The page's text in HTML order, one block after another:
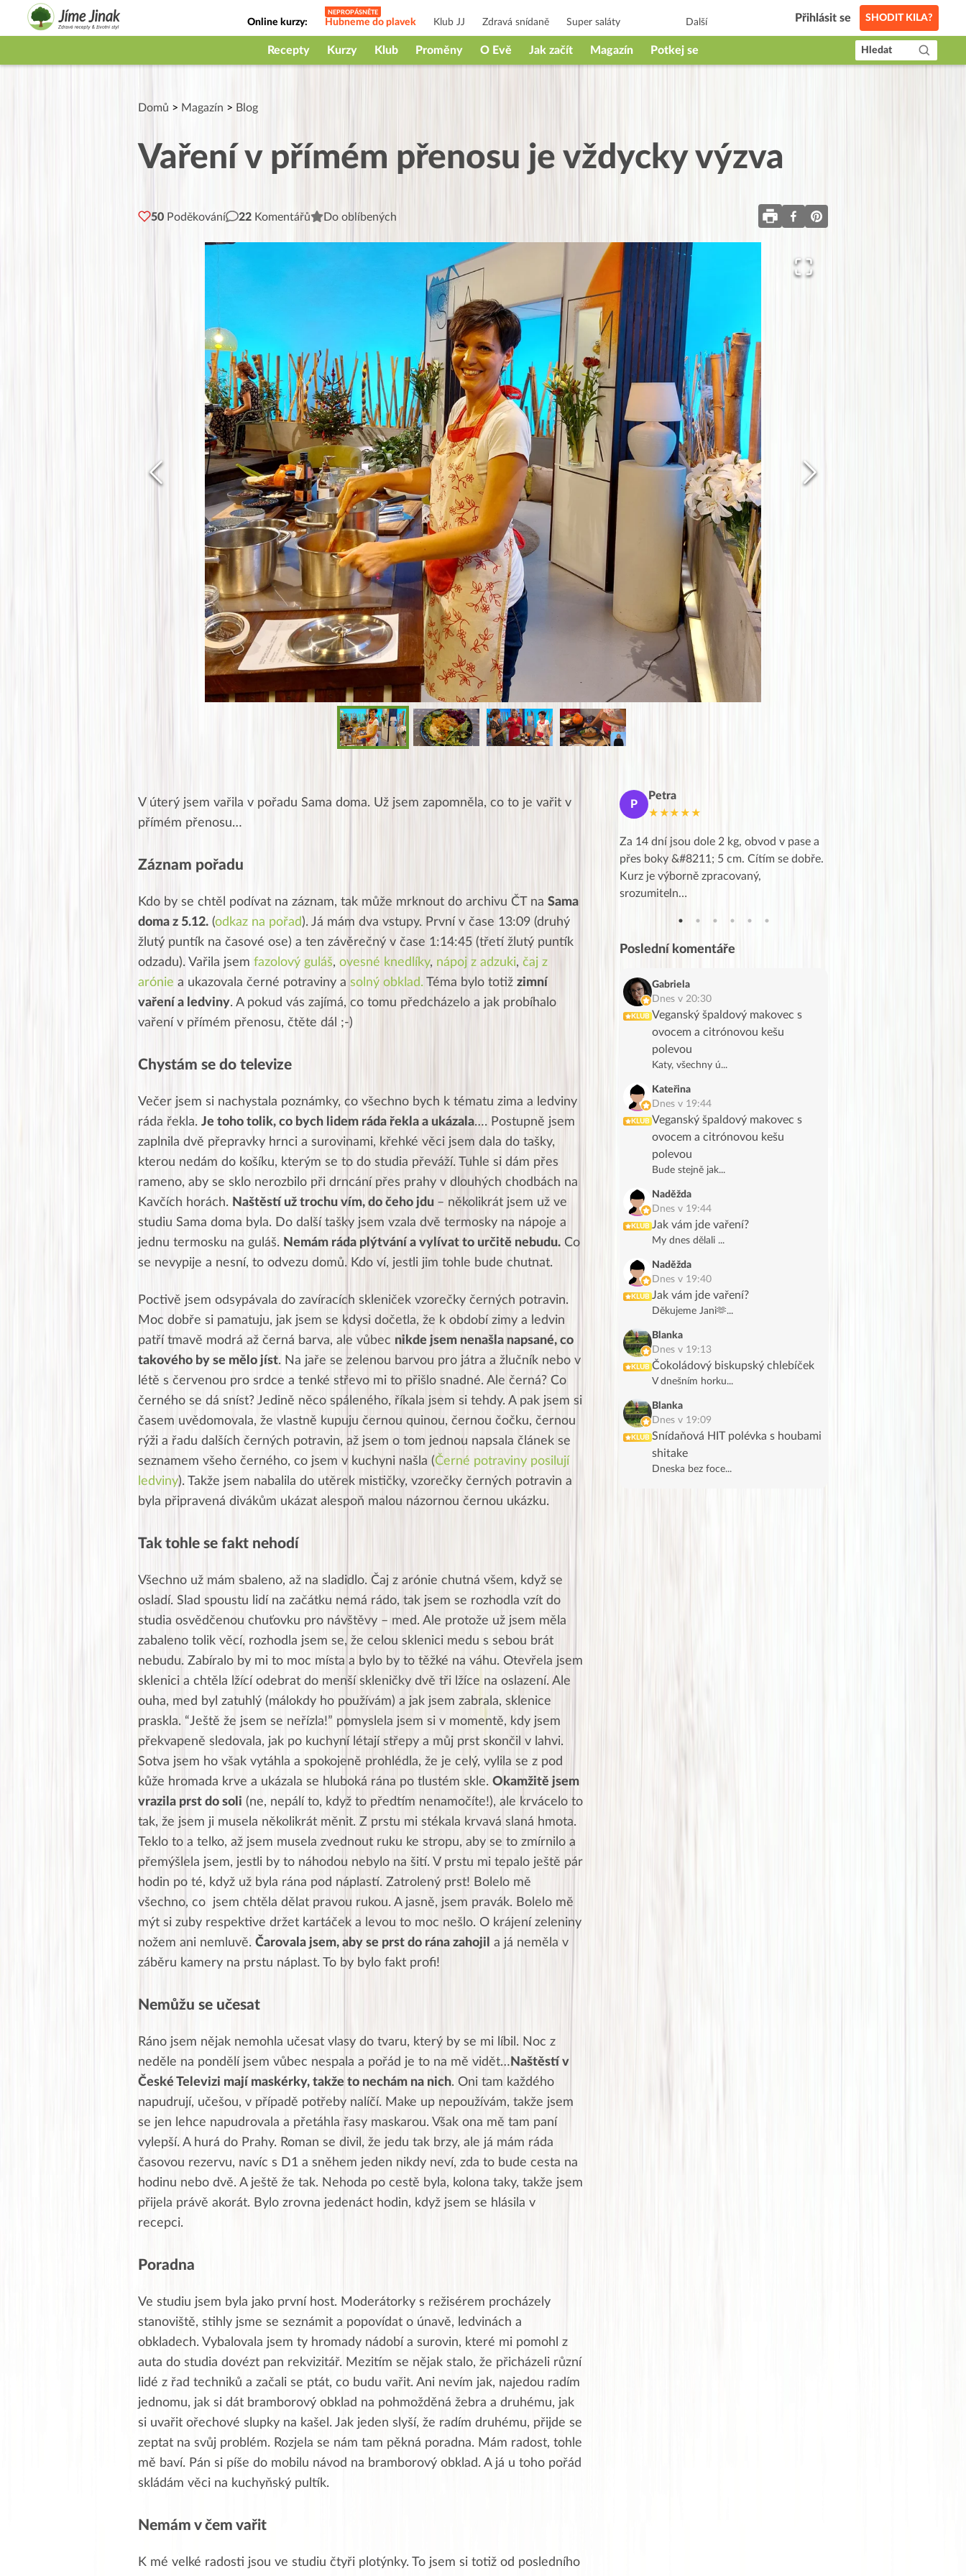
Online kurzy: Hubneme do plavek Klub JJ Zdravá snídaně Super saláty
Jak na babičky
Další Přihlásit se SHODIT KILA?
Recepty Kurzy Klub Proměny O Evě Jak začít Magazín Potkej se Hledat
Domů > Magazín > Blog
Vaření v přímém přenosu je vždycky výzva
50 Poděkování 22 Komentářů Do oblíbených
V úterý jsem vařila v pořadu Sama doma. Už jsem zapomněla, co to je vařit v
přímém přenosu…
Záznam pořadu
Kdo by se chtěl podívat na záznam, tak může mrknout do archivu ČT na Sama
doma z 5.12. (odkaz na pořad). Já mám dva vstupy. První v čase 13:09 (druhý
žlutý puntík na časové ose) a ten závěrečný v čase 1:14:45 (třetí žlutý puntík
odzadu). Vařila jsem fazolový guláš, ovesné knedlíky, nápoj z adzuki, čaj z
arónie a ukazovala černé potraviny a solný obklad. Téma bylo totiž zimní
vaření a ledviny. A pokud vás zajímá, co tomu předcházelo a jak probíhalo
vaření v přímém přenosu, čtěte dál ;-)
Chystám se do televize
Večer jsem si nachystala poznámky, co všechno bych k tématu zima a ledviny
ráda řekla. Je toho tolik, co bych lidem ráda řekla a ukázala…. Postupně jsem
zaplnila dvě přepravky hrnci a surovinami, křehké věci jsem dala do tašky,
kterou nedám do košíku, kterým se to do studia převáží. Tuhle si dám přes
rameno, aby se sklo nerozbilo při drncání přes prahy v dlouhých chodbách na
Kavčích horách. Naštěstí už trochu vím, do čeho jdu – několikrát jsem už ve
studiu Sama doma byla. Do další tašky jsem vzala dvě termosky na nápoje a
jednu termosku na guláš. Nemám ráda plýtvání a vylívat to určitě nebudu. Co
se nevypije a nesní, to odvezu domů. Kdo ví, jestli jim tohle bude chutnat.
Poctivě jsem odsypávala do zavíracích skleniček vzorečky černých potravin.
Moc dobře si pamatuju, jak jsem se kdysi dočetla, že k období zimy a ledvin
patří tmavě modrá až černá barva, ale vůbec nikde jsem nenašla napsané, co
takového by se mělo jíst. Na jaře se zelenou barvou pro játra a žlučník nebo v
létě s červenou pro srdce a tenké střevo mi to přišlo snadné. Ale černá? Co
černého se dá sníst? Jedině něco spáleného, říkala jsem si tehdy. A pak jsem si
časem uvědomovala, že vlastně kupuju černou quinou, černou čočku, černou
rýži a řadu dalších černých potravin, až jsem o tom jednou napsala článek se
seznamem všeho černého, co jsem v kuchyni našla (Černé potraviny posilují
ledviny). Takže jsem nabalila do utěrek mističky, vzorečky černých potravin a
byla připravená divákům ukázat alespoň malou názornou černou ukázku.
Tak tohle se fakt nehodí
Všechno už mám sbaleno, až na sladidlo. Čaj z arónie chutná všem, když se
osladí. Slad spoustu lidí na začátku nemá rádo, tak jsem se rozhodla vzít do
studia osvědčenou chuťovku pro návštěvy – med. Ale protože už jsem měla
zabaleno tolik věcí, rozhodla jsem se, že celou sklenici medu s sebou brát
nebudu. Zabíralo by mi to moc místa a bylo by to těžké na váhu. Otevřela jsem
sklenici a chtěla lžící odebrat do menší skleničky dvě tři lžíce na oslazení. Ale
ouha, med byl zatuhlý (málokdy ho používám) a jak jsem zabrala, sklenice
praskla. “Ještě že jsem se neřízla!” pomyslela jsem si v momentě, kdy jsem
překvapeně sledovala, jak po kuchyní létají střepy a můj prst skončil v lahvi.
Sotva jsem ho však vytáhla a spokojeně prohlédla, že je celý, vylila se z pod
kůže hromada krve a ukázala se hluboká rána po tlustém skle. Okamžitě jsem
vrazila prst do soli (ne, nepálí to, když to předtím nenamočíte!), ale krvácelo to
tak, že jsem ji musela několikrát měnit. Z prstu mi stékala krvavá slaná hmota.
Teklo to a telko, až jsem musela zvednout ruku ke stropu, aby se to zmírnilo a
přemýšlela jsem, jestli by to náhodou nebylo na šití. V prstu mi tepalo ještě pár
hodin po té, když už byla rána pod náplastí. Zatrolený prst! Bolelo mě
všechno, co jsem chtěla dělat pravou rukou. A jasně, jsem pravák. Bolelo mě
mýt si zuby respektive držet kartáček a levou to moc nešlo. O krájení zeleniny
nožem ani nemluvě. Čarovala jsem, aby se prst do rána zahojil
a já neměla v
záběru kamery na prstu náplast. To by bylo fakt profi!
Nemůžu se učesat
Ráno jsem nějak nemohla učesat vlasy do tvaru, který by se mi líbil. Noc z
neděle na pondělí jsem vůbec nespala a pořád je to na mě vidět… Naštěstí v
České Televizi mají maskérky, takže to nechám na nich. Oni tam každého
napudrují, učešou, v případě potřeby nalíčí. Make up nepoužívám, takže jsem
se jen lehce napudrovala a přetáhla řasy maskarou. Však ona mě tam paní
vylepší. A hurá do Prahy. Roman se divil, že jedu tak brzy, ale já mám ráda
časovou rezervu, navíc s D1 a sněhem jeden nikdy neví, zda to bude cesta na
hodinu nebo dvě. A ještě že tak. Nehoda po cestě byla, kolona taky, takže jsem
přijela právě akorát. Bylo zrovna jedenáct hodin, když jsem se hlásila v
recepci.
Poradna
Ve studiu jsem byla jako první host. Moderátorky s režisérem procházely
stanoviště, stihly jsme se seznámit a popovídat o únavě, ledvinách a
obkladech. Vybalovala jsem ty hromady nádobí a surovin, které mi pomohl z
auta do studia dovézt pan rekvizitář. Mezitím se nějak stalo, že přicházeli různí
lidé z řad techniků a začali se ptát, co budu vařit. Ani nevím jak, najedou radím
jednomu, jak si dát bramborový obklad na pohmožděná žebra a druhému, jak
si uvařit ořechové slupky na kašel. Jak jeden slyší, že radím druhému, přijde se
zeptat na svůj problém. Rozjela se nám tam pěkná poradna. Mám radost, tohle
mě baví. Pán si píše do mobilu návod na bramborový obklad. A já u toho pořád
skládám věci na kuchyňský pultík.
Nemám v čem vařit
K mé velké radosti jsou ve studiu čtyři plotýnky. To jsem si totiž od posledního
J
Posílá…
P
Petra
★★★★★
Za 14 dní jsou dole 2 kg, obvod v pase a
přes boky &#8211; 5 cm. Cítím se dobře.
Kurz je výborně zpracovaný,
srozumiteln…
Poslední komentáře
KLUB
Gabriela
Dnes v 20:30
Veganský špaldový makovec s
ovocem a citrónovou kešu
polevou
Katy, všechny ú...
KLUB
Kateřina
Dnes v 19:44
Veganský špaldový makovec s
ovocem a citrónovou kešu
polevou
Bude stejně jak...
KLUB
Naděžda
Dnes v 19:44
Jak vám jde vaření?
My dnes dělali ...
KLUB
Naděžda
Dnes v 19:40
Jak vám jde vaření?
Děkujeme Jani🫶...
KLUB
Blanka
Dnes v 19:13
Čokoládový biskupský chlebíček
V dnešním horku...
KLUB
Blanka
Dnes v 19:09
Snídaňová HIT polévka s houbami
shitake
Dneska bez foce...